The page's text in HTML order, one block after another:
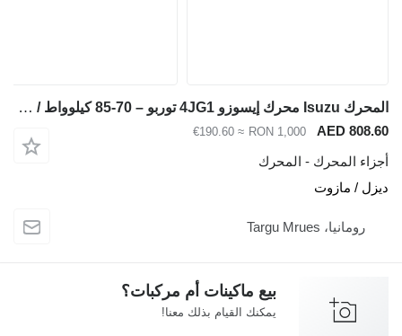
المحرك Isuzu محرك إيسوزو 4JG1 توربو – 70-85 كيلوواط / 2500-3000 دورة في الدقيقة – متوافق مع H لـ حفارة Hitachi EX100 EX120 ZX120 JCB JS110 JS130
AED
RON 1,000
≈ €190.60
المحرك - المحرك
/ مازوت
رومانيا، Targu Mrues
بيع ماكينات أم مركبات؟
يمكنك القيام بذلك معنا!